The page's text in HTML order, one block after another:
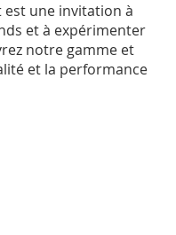
est une invitation à
et à expérimenter
notre gamme et
et la performance